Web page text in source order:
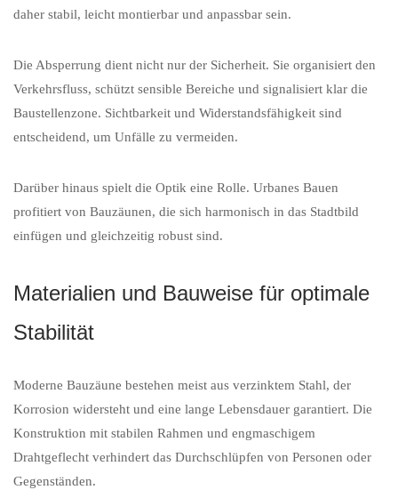
daher stabil, leicht montierbar und anpassbar sein.
Die Absperrung dient nicht nur der Sicherheit. Sie organisiert den
Verkehrsfluss, schützt sensible Bereiche und signalisiert klar die
Baustellenzone. Sichtbarkeit und Widerstandsfähigkeit sind
entscheidend, um Unfälle zu vermeiden.
Darüber hinaus spielt die Optik eine Rolle. Urbanes Bauen
profitiert von Bauzäunen, die sich harmonisch in das Stadtbild
einfügen und gleichzeitig robust sind.
Materialien und Bauweise für optimale
Stabilität
Moderne Bauzäune bestehen meist aus verzinktem Stahl, der
Korrosion widersteht und eine lange Lebensdauer garantiert. Die
Konstruktion mit stabilen Rahmen und engmaschigem
Drahtgeflecht verhindert das Durchschlüpfen von Personen oder
Gegenständen.